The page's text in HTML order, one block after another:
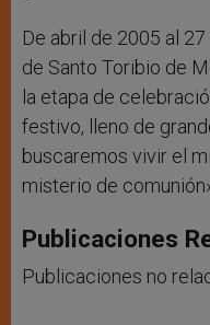
De abril de 2005 al
de Santo Toribio de
la etapa de
festivo, lleno de
buscaremos vivir el
misterio de
Publicaciones
Publicaciones no